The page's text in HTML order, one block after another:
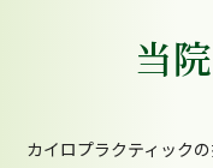
当
カイロプラクティック